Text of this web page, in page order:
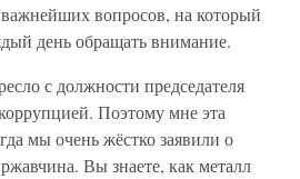
вопросов, на который
день обращать внимание.
с должности председателя
Поэтому мне эта
мы очень жёстко заявили о
Вы знаете, как металл